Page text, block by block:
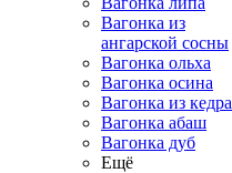
Вагонка из
ангарской сосны
Вагонка ольха
Вагонка осина
Вагонка из кедра
Вагонка абаш
Вагонка дуб
Ещё